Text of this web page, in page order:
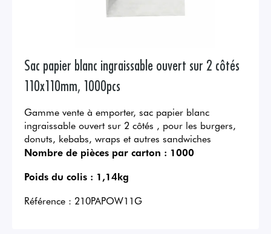
Sac papier blanc ingraissable ouvert sur 2 côtés
110x110mm, 1000pcs
Gamme vente à emporter, sac papier blanc
ingraissable ouvert sur 2 côtés , pour les burgers,
donuts, kebabs, wraps et autres sandwiches
Nombre de pièces par carton : 1000
Poids du colis : 1,14kg
Référence : 210PAPOW11G